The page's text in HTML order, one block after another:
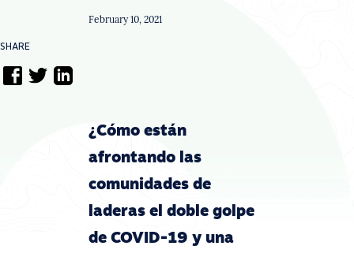
February 10, 2021
SHARE
¿Cómo están
afrontando las
comunidades de
laderas el doble golpe
de COVID-19 y una